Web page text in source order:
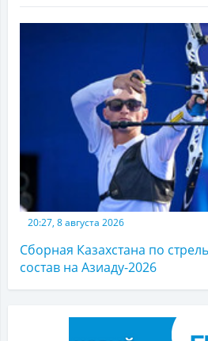
20:27, 8 августа 2026
Сборная Казахстана по
состав на Азиаду-2026